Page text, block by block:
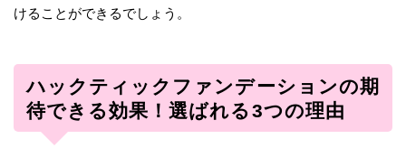
けることができるでしょう。
ハックティックファンデーションの期
待できる効果！選ばれる3つの理由